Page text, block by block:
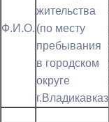
Ф.И.О.
жительства
(по месту
пребывания
в городском
округе
г.Владикавказ